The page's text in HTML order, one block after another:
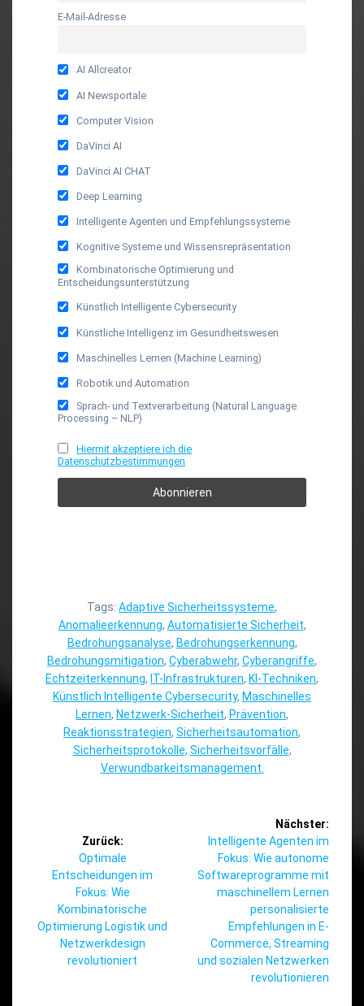
E-Mail-Adresse
AI Allcreator
AI Newsportale
Computer Vision
DaVinci AI
DaVinci AI CHAT
Deep Learning
Intelligente Agenten und Empfehlungssysteme
Kognitive Systeme und Wissensrepräsentation
Kombinatorische Optimierung und
Entscheidungsunterstützung
Künstlich Intelligente Cybersecurity
Künstliche Intelligenz im Gesundheitswesen
Maschinelles Lernen (Machine Learning)
Robotik und Automation
Sprach- und Textverarbeitung (Natural Language
Processing – NLP)
Hiermit akzeptiere ich die
Datenschutzbestimmungen
Tags: Adaptive Sicherheitssysteme,
Anomalieerkennung, Automatisierte Sicherheit,
Bedrohungsanalyse, Bedrohungserkennung,
Bedrohungsmitigation, Cyberabwehr, Cyberangriffe,
Echtzeiterkennung, IT-Infrastrukturen, KI-Techniken,
Künstlich Intelligente Cybersecurity, Maschinelles
Lernen, Netzwerk-Sicherheit, Prävention,
Reaktionsstrategien, Sicherheitsautomation,
Sicherheitsprotokolle, Sicherheitsvorfälle,
Verwundbarkeitsmanagement.
Zurück:
Vorheriger
Beitrag:
Optimale
Entscheidungen im
Fokus: Wie
Kombinatorische
Optimierung Logistik und
Netzwerkdesign
revolutioniert
Nächster:
Nächster
Beitrag:
Intelligente Agenten im
Fokus: Wie autonome
Softwareprogramme mit
maschinellem Lernen
personalisierte
Empfehlungen in E-
Commerce, Streaming
und sozialen Netzwerken
revolutionieren